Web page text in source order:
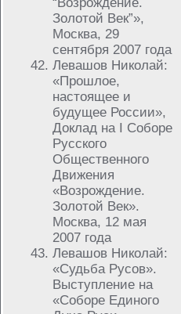
Золотой Век”»,
Москва, 29
сентября 2007 года
Левашов Николай:
«Прошлое,
настоящее и
будущее России»,
Доклад на I Соборе
Русского
Общественного
Движения
«Возрождение.
Золотой Век».
Москва, 12 мая
2007 года
Левашов Николай:
«Судьба Русов».
Выступление на
«Соборе Единого